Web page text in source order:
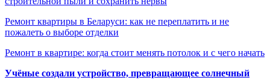
Ремонт квартиры в Беларуси: как не переплатить и не
пожалеть о выборе отделки
Ремонт в квартире: когда стоит менять потолок и с чего начать
Учёные создали устройство, превращающее солнечный